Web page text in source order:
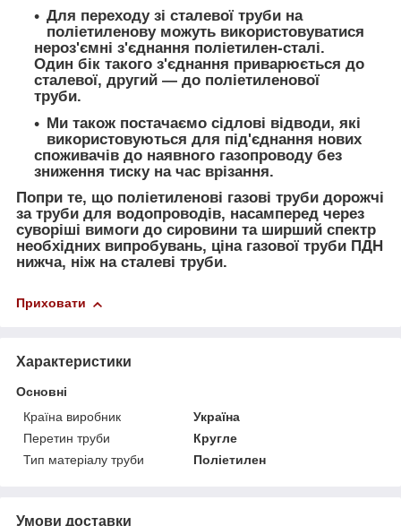
Для переходу зі сталевої труби на
поліетиленову можуть використовуватися
нероз'ємні з'єднання поліетилен-сталі.
Один бік такого з'єднання приварюється до
сталевої, другий — до поліетиленової
труби.
Ми також постачаємо сідлові відводи, які
використовуються для під'єднання нових
споживачів до наявного газопроводу без
зниження тиску на час врізання.
Попри те, що поліетиленові газові труби дорожчі
за труби для водопроводів, насамперед через
суворіші вимоги до сировини та ширший спектр
необхідних випробувань, ціна газової труби ПДН
нижча, ніж на сталеві труби.
Приховати
Характеристики
Основні
Країна виробник
Україна
Перетин труби
Кругле
Тип матеріалу труби
Поліетилен
Умови доставки